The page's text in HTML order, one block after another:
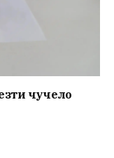
чучело